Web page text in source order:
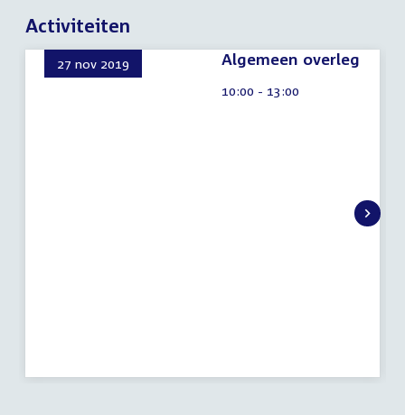
Activiteiten
27 nov 2019 Algemeen overleg
augustus
Tijd
10:00 - 13:00